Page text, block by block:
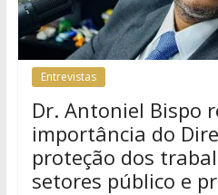
Entrevistas
Dr. Antoniel Bispo
importância do
proteção dos
setores público e